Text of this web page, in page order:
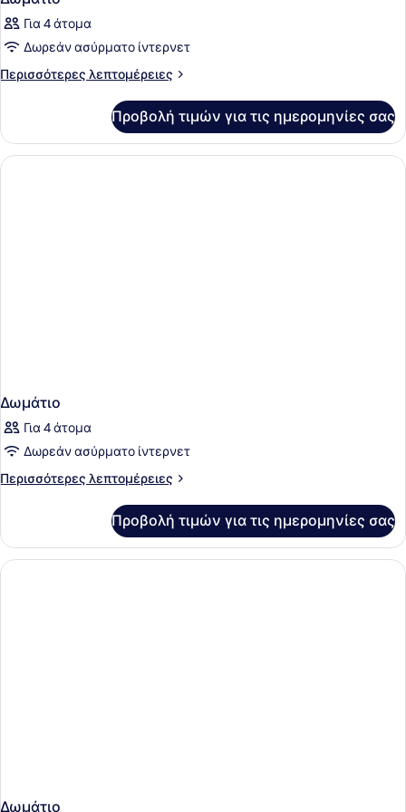
Για 4 άτομα
Δωρεάν ασύρματο ίντερνετ
Περισσότερες λεπτομέρειες
Περισσότερες
Προβολή τιμών για τις ημερομηνίες σας
Δωμάτιο
Για 4 άτομα
Δωρεάν ασύρματο ίντερνετ
Περισσότερες λεπτομέρειες
Περισσότερες
Προβολή τιμών για τις ημερομηνίες σας
Δωμάτιο